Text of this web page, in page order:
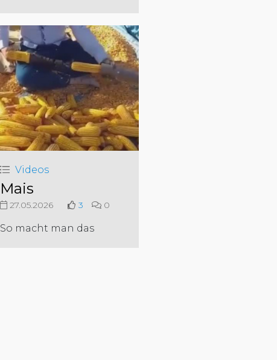
Videos
Mais
27.05.2026 3 0
So macht man das